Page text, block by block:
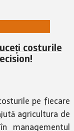
costurile
pe fiecare
agricultura de
managementul